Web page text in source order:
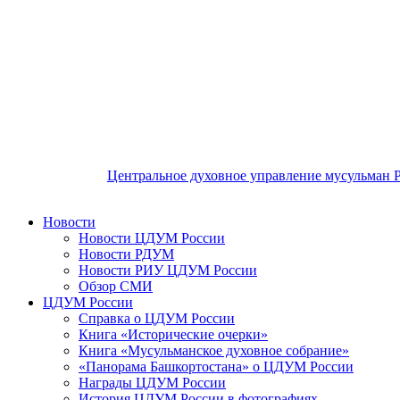
Центральное духовное управление мусульман
Новости
Новости ЦДУМ России
Новости РДУМ
Новости РИУ ЦДУМ России
Обзор СМИ
ЦДУМ России
Справка о ЦДУМ России
Книга «Исторические очерки»
Книга «Мусульманское духовное собрание»
«Панорама Башкортостана» о ЦДУМ России
Награды ЦДУМ России